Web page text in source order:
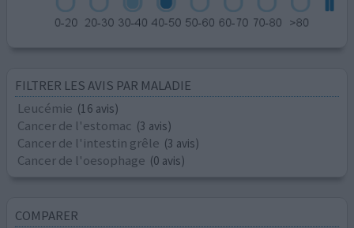
FILTRER LES AVIS PAR MALADIE
Leucémie (16 avis)
Cancer de l'estomac (3 avis)
Cancer de l'intestin grêle (3 avis)
Cancer de l'oesophage (0 avis)
COMPARER